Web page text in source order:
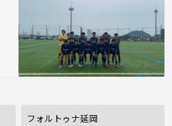
フォルトゥナ延岡